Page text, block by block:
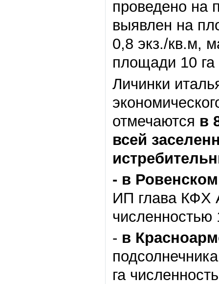
проведено на
выявлен на
0,8 экз./кв.м,
площади 10 га
Личинки
отмечаются в
всей
- в
ИП глава КФХ
численностью
- в
га